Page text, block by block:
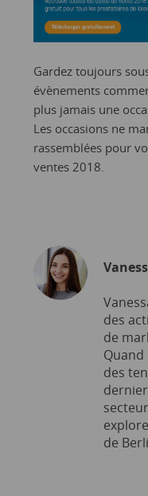
Gardez toujours
évènements
plus jamais une
Les occasions ne
rassemblées pour
ventes 2018.
des
de
des
de